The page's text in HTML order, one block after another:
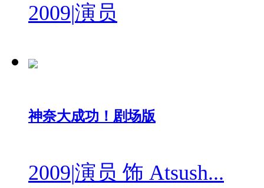
2009|演员
神奈大成功！剧场版
2009|演员 饰 Atsush...